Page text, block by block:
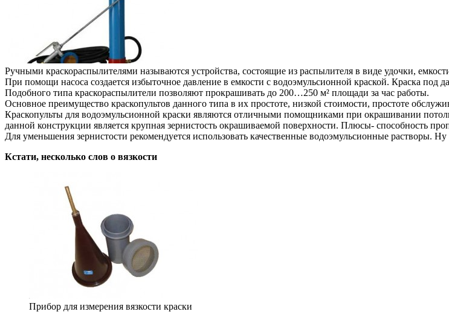
Ручными краскораспылителями называются устройства, состоящие из распылителя в виде удочки,
При помощи насоса создается избыточное давление в емкости с водоэмульсионной краской. Краска
Подобного типа краскораспылители позволяют прокрашивать до 200…250 м² площади за час работы.
Основное преимущество краскопультов данного типа в их простоте, низкой стоимости, простоте
Краскопульты для водоэмульсионной краски являются отличными помощниками при окрашивании
данной конструкции является крупная зернистость окрашиваемой поверхности. Плюсы- способность
Для уменьшения зернистости рекомендуется использовать качественные водоэмульсионные растворы.
Кстати, несколько слов о вязкости
Прибор для измерения вязкости краски